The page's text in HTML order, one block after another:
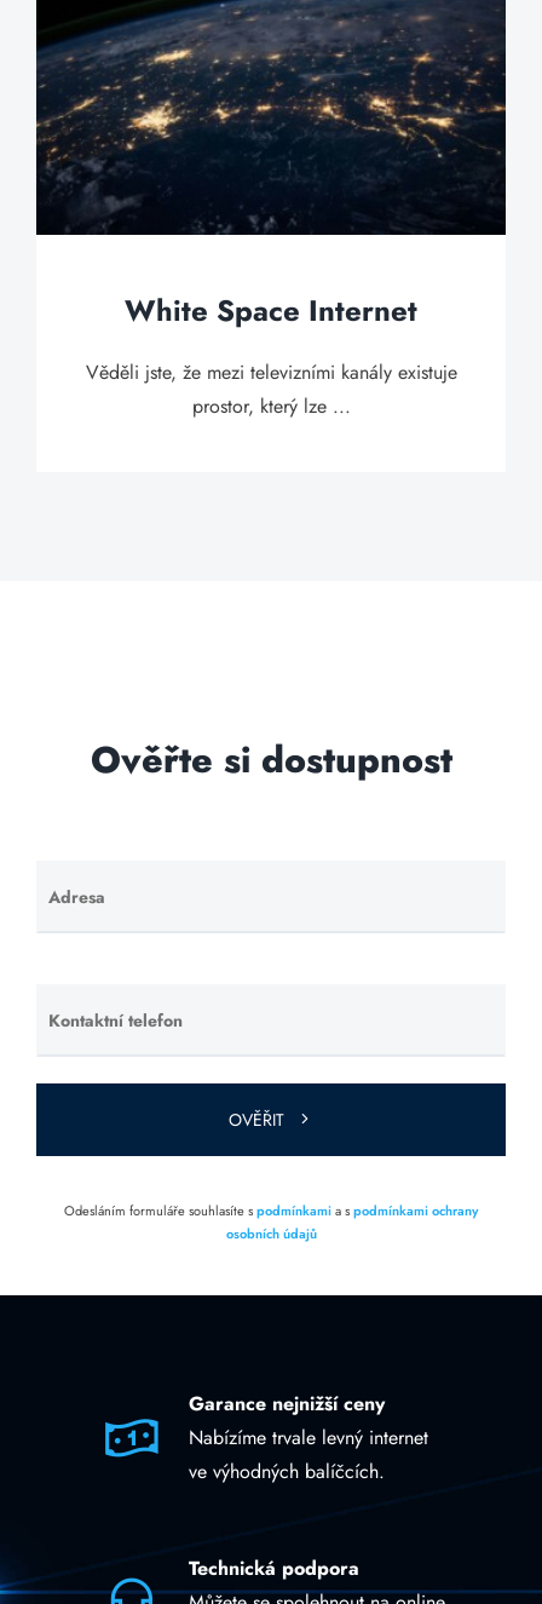
White Space Internet
Věděli jste, že mezi televizními kanály existuje
prostor, který lze ...
Ověřte si dostupnost
Adresa
Ponechte
toto pole
Kontaktní telefon
Ponechte
toto pole
prázdné.
OVĚŘIT
Odesláním formuláře souhlasíte spodmínkamia spodmínkami ochrany
osobních údajů
Garance nejnižší ceny
Nabízíme trvale levný internet
ve výhodných balíčcích.
Technická podpora